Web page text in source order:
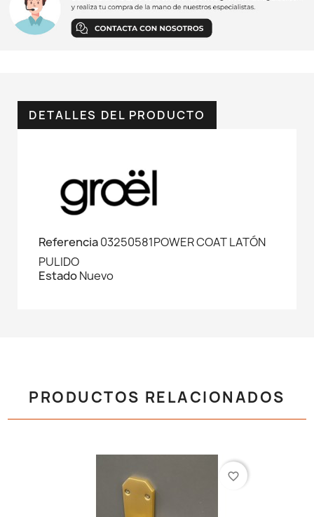
DETALLES DEL PRODUCTO
Referencia03250581POWER COAT LATÓN
PULIDO
EstadoNuevo
PRODUCTOS RELACIONADOS
favorite_border